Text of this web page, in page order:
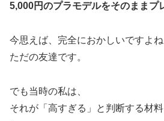
5,000円のプラモデルをそのままプ
今思えば、完全におかしいですよね
ただの友達です。
でも当時の私は、
それが「高すぎる」と判断する材